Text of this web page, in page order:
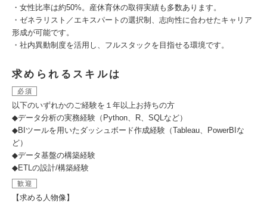
・女性比率は約50%。産休育休の取得実績も多数あります。
・ゼネラリスト／エキスパートの選択制、志向性に合わせたキャリア
形成が可能です。
・社内異動制度を活用し、フルスタックを目指せる環境です。
求められるスキルは
必須
以下のいずれかのご経験を１年以上お持ちの方
◆データ分析の実務経験（Python、R、SQLなど）
◆BIツールを用いたダッシュボード作成経験（Tableau、PowerBIな
ど）
◆データ基盤の構築経験
◆ETLの設計/構築経験
歓迎
【求める人物像】